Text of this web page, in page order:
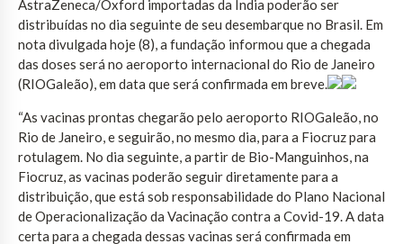
AstraZeneca/Oxford importadas da Índia poderão ser
distribuídas no dia seguinte de seu desembarque no Brasil. Em
nota divulgada hoje (8), a fundação informou que a chegada
das doses será no aeroporto internacional do Rio de Janeiro
(RIOGaleão), em data que será confirmada em breve.
“As vacinas prontas chegarão pelo aeroporto RIOGaleão, no
Rio de Janeiro, e seguirão, no mesmo dia, para a Fiocruz para
rotulagem. No dia seguinte, a partir de Bio-Manguinhos, na
Fiocruz, as vacinas poderão seguir diretamente para a
distribuição, que está sob responsabilidade do Plano Nacional
de Operacionalização da Vacinação contra a Covid-19. A data
certa para a chegada dessas vacinas será confirmada em